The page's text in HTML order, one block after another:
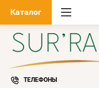
Каталог
ТЕЛЕФОНЫ